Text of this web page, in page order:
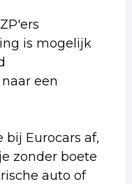
is mogelijk
een
bij Eurocars af,
zonder boete
auto of